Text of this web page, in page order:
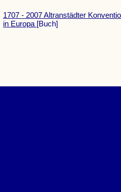
1707 - 2007 Altranstädter
in Europa [Buch]